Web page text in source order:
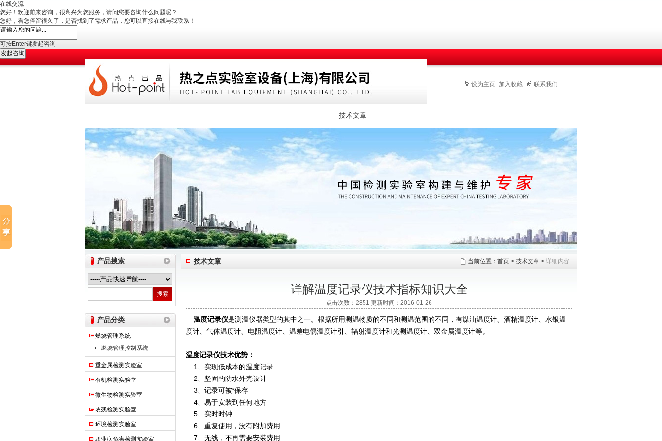
在线交流
您好！欢迎前来咨询，很高兴为您服务，请问您要咨询什么问题呢？
您好，看您停留很久了，是否找到了需求产品，您可以直接在线与我联系！
可按Enter键发起咨询
发起咨询
热之点实验室设备（上海）有限公司
设为主页 加入收藏 联系我们
技术文章
产品搜索
产品分类
燃烧管理系统
燃烧管理控制系统
重金属检测实验室
有机检测实验室
微生物检测实验室
农残检测实验室
环境检测实验室
职业病危害检测实验室
技术文章 当前位置： 首页 > 技术文章 > 详细内容
详解温度记录仪技术指标知识大全
点击次数：2851 更新时间：2016-01-26
温度记录仪是测温仪器类型的其中之一。根据所用测温物质的不同和测温范围的不同，有煤油温度计、酒精温度计、水银温
度计、气体温度计、电阻温度计、温差电偶温度计引、辐射温度计和光测温度计、双金属温度计等。
温度记录仪技术优势：
1、实现低成本的温度记录
2、坚固的防水外壳设计
3、记录可被*保存
4、易于安装到任何地方
5、实时时钟
6、重复使用，没有附加费用
7、无线，不再需要安装费用